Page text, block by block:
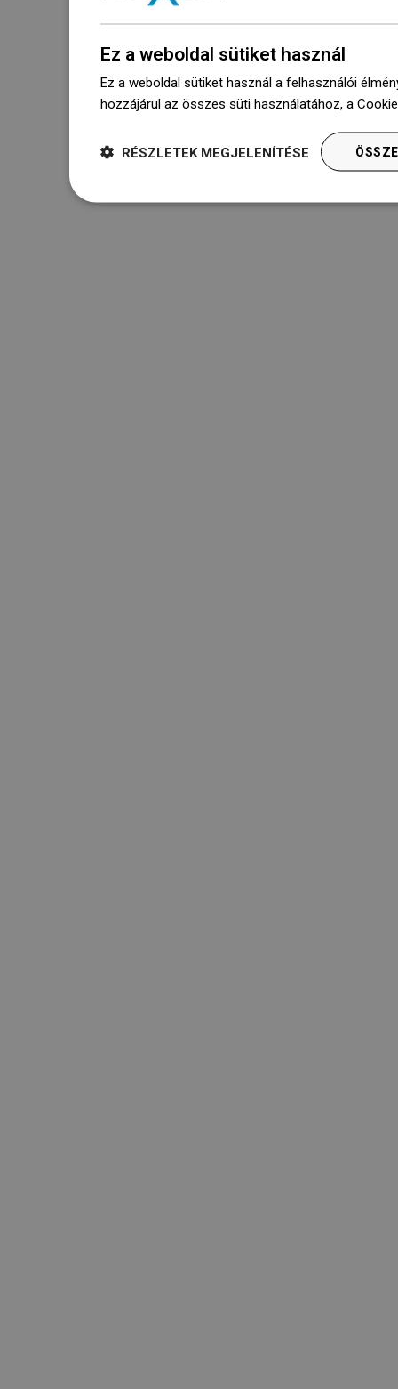
Ez a weboldal sütiket használ
Ez a weboldal sütiket használ a felhasználói
hozzájárul az összes süti használatához, a
RÉSZLETEK MEGJELENÍTÉSE